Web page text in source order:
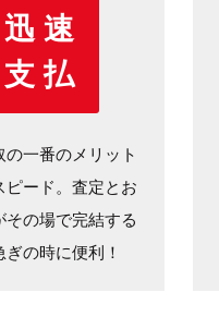
迅 速
支 払
の一番のメリット
ピード。査定とお
その場で完結する
の時に便利！